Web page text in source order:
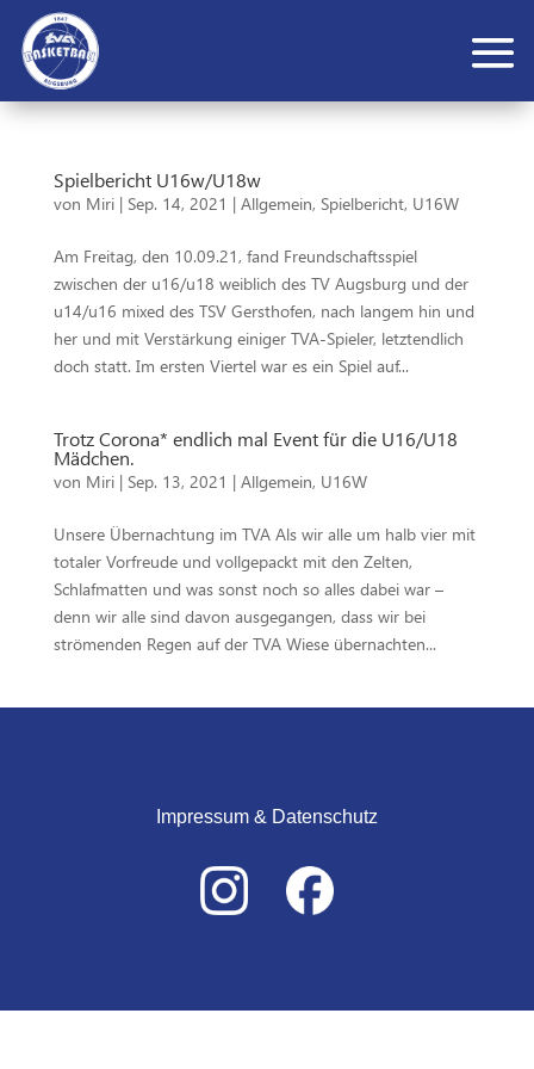
Spielbericht U16w/U18w
von Miri| Sep. 14, 2021 | Allgemein, Spielbericht, U16W
Am Freitag, den 10.09.21, fand Freundschaftsspiel
zwischen der u16/u18 weiblich des TV Augsburg und der
u14/u16 mixed des TSV Gersthofen, nach langem hin und
her und mit Verstärkung einiger TVA-Spieler, letztendlich
doch statt. Im ersten Viertel war es ein Spiel auf...
Trotz Corona* endlich mal Event für die U16/U18
Mädchen.
von Miri| Sep. 13, 2021 | Allgemein, U16W
Unsere Übernachtung im TVA Als wir alle um halb vier mit
totaler Vorfreude und vollgepackt mit den Zelten,
Schlafmatten und was sonst noch so alles dabei war –
denn wir alle sind davon ausgegangen, dass wir bei
strömenden Regen auf der TVA Wiese übernachten...
Impressum & Datenschutz